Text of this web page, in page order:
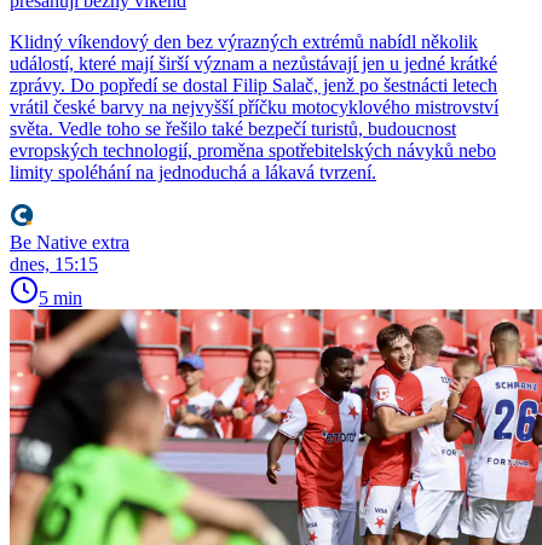
Klidný víkendový den bez výrazných extrémů nabídl několik
událostí, které mají širší význam a nezůstávají jen u jedné krátké
zprávy. Do popředí se dostal Filip Salač, jenž po šestnácti letech
vrátil české barvy na nejvyšší příčku motocyklového mistrovství
světa. Vedle toho se řešilo také bezpečí turistů, budoucnost
evropských technologií, proměna spotřebitelských návyků nebo
limity spoléhání na jednoduchá a lákavá tvrzení.
Be Native extra
dnes, 15:15
5 min